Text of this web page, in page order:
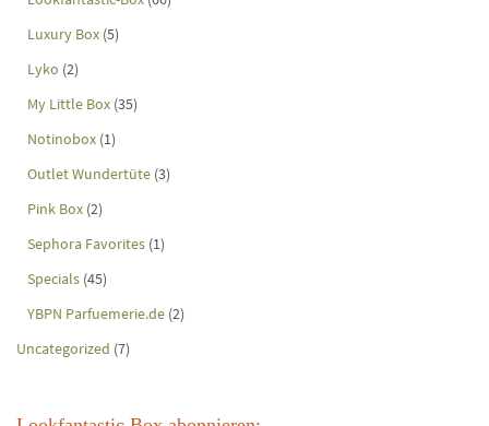
Luxury Box (5)
Lyko (2)
My Little Box (35)
Notinobox (1)
Outlet Wundertüte (3)
Pink Box (2)
Sephora Favorites (1)
Specials (45)
YBPN Parfuemerie.de (2)
Uncategorized (7)